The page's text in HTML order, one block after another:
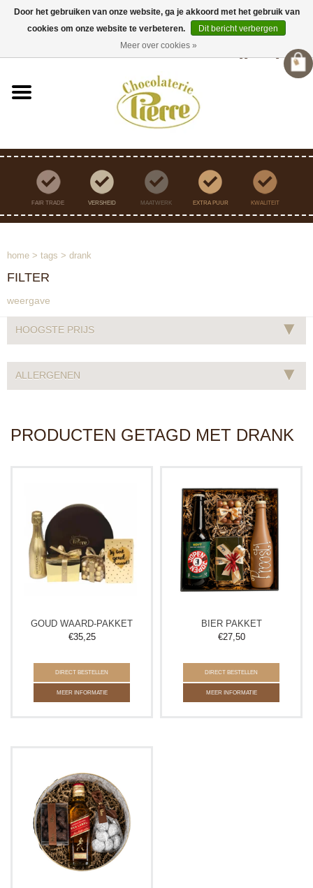
Verzending binnen Nederland vanaf €45,- gratis
Registreren
FAIR TRADE VERSHEID MAATWERK EXTRA PUUR KWALITEIT
home > tags > drank
FILTER
weergave
HOOGSTE PRIJS ▾
ALLERGENEN ▾
PRODUCTEN GETAGD MET DRANK
GOUD WAARD-PAKKET
€35,25
DIRECT BESTELLEN
MEER INFORMATIE
BIER PAKKET
€27,50
DIRECT BESTELLEN
MEER INFORMATIE
Door het gebruiken van onze website, ga je akkoord met het gebruik van
cookies om onze website te verbeteren.
Dit bericht verbergen
Meer over cookies »